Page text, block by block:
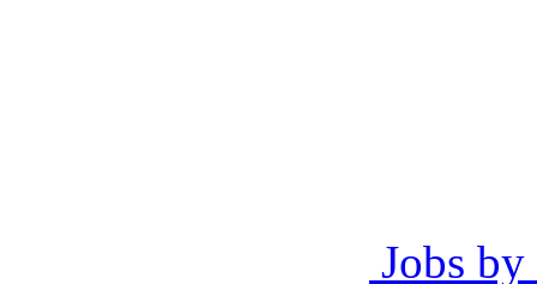
Jobs by